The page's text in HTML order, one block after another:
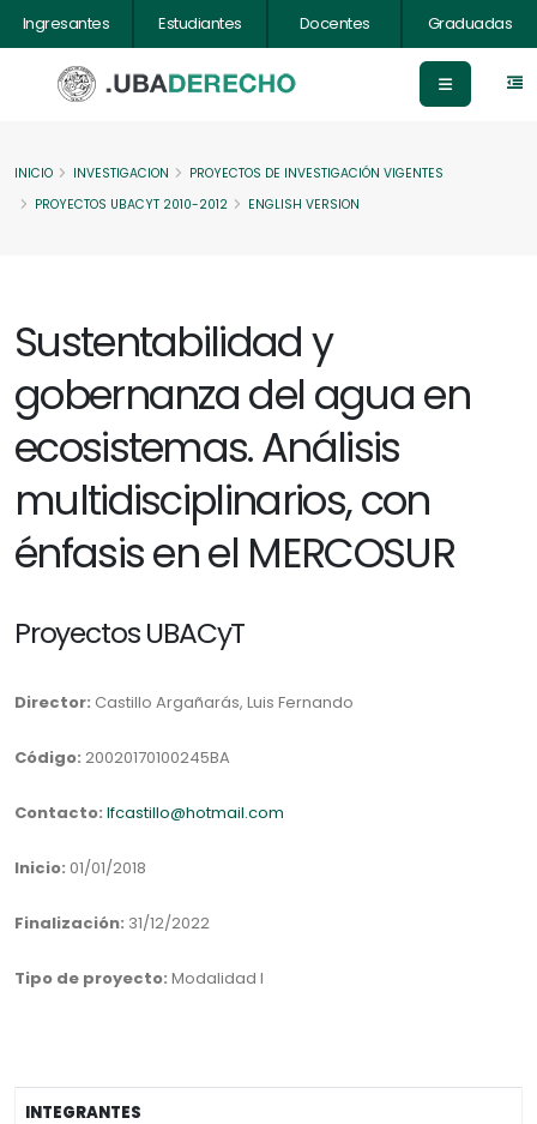
Ingresantes Estudiantes Docentes Graduadas
INICIO INVESTIGACION
PROYECTOS DE INVESTIGACIÓN VIGENTES
PROYECTOS UBACYT 2010-2012
ENGLISH VERSION
Sustentabilidad y
gobernanza del agua en
ecosistemas. Análisis
multidisciplinarios, con
énfasis en el MERCOSUR
Proyectos UBACyT
Director: Castillo Argañarás, Luis Fernando
Código: 20020170100245BA
Contacto: lfcastillo@hotmail.com
Inicio: 01/01/2018
Finalización: 31/12/2022
Tipo de proyecto: Modalidad I
INTEGRANTES